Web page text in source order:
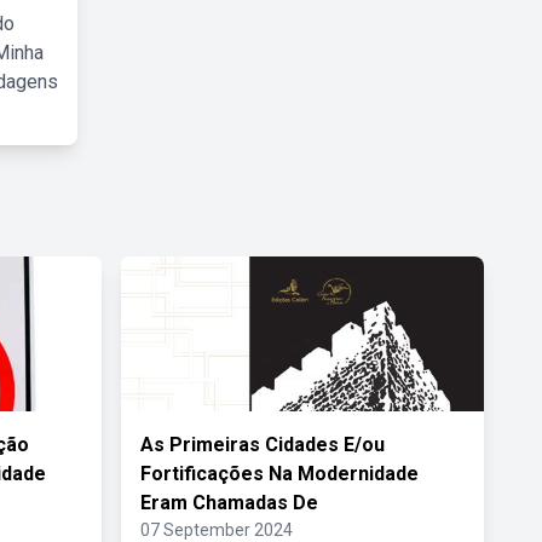
As Primeiras Cidades E/ou
Fortificações Na Modernidade
Eram Chamadas De
07 September 2024